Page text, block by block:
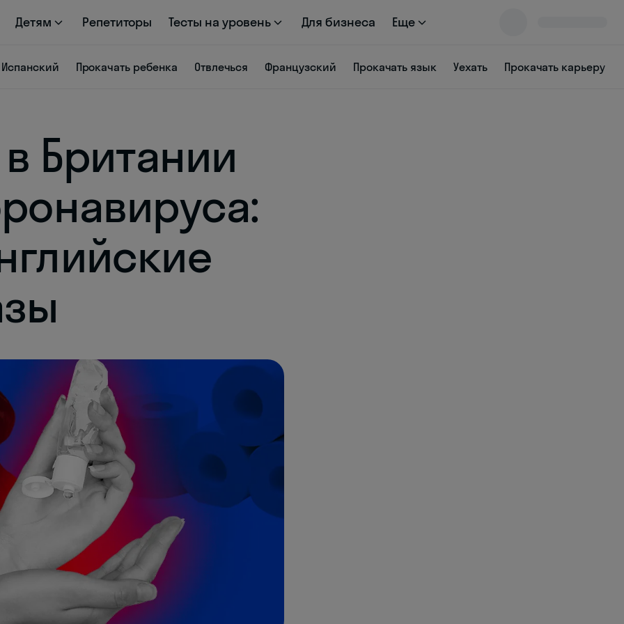
Детям Репетиторы Тесты на уровень Для бизнеса Еще
Испанский Прокачать ребенка Отвлечься Французский Прокачать язык Уехать Прокачать карьеру
Британии